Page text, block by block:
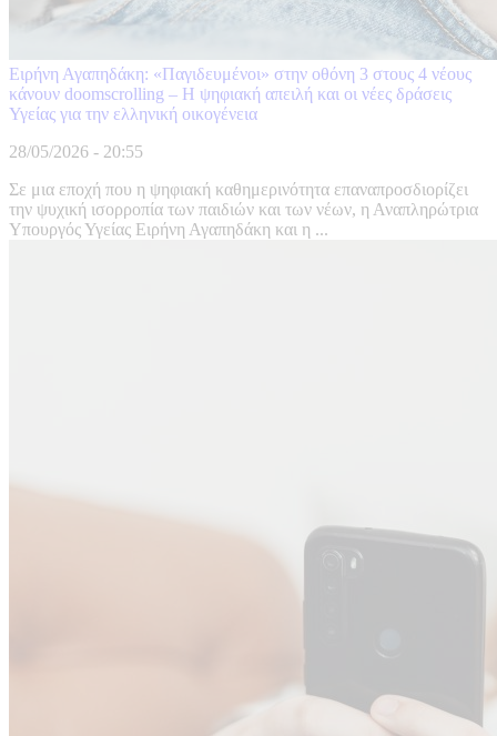
Ειρήνη Αγαπηδάκη: «Παγιδευμένοι» στην οθόνη 3 στους 4 νέους
κάνουν doomscrolling – Η ψηφιακή απειλή και οι νέες δράσεις
Υγείας για την ελληνική οικογένεια
28/05/2026 - 20:55
Σε μια εποχή που η ψηφιακή καθημερινότητα επαναπροσδιορίζει
την ψυχική ισορροπία των παιδιών και των νέων, η Αναπληρώτρια
Υπουργός Υγείας Ειρήνη Αγαπηδάκη και η ...